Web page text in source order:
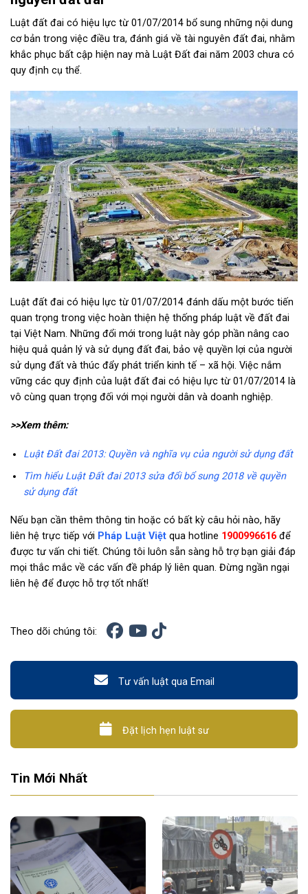
Luật đất đai có hiệu lực từ 01/07/2014 bổ sung những nội dung
cơ bản trong việc điều tra, đánh giá về tài nguyên đất đai, nhằm
khắc phục bất cập hiện nay mà Luật Đất đai năm 2003 chưa có
quy định cụ thể.
Luật đất đai có hiệu lực từ 01/07/2014 đánh dấu một bước tiến
quan trọng trong việc hoàn thiện hệ thống pháp luật về đất đai
tại Việt Nam. Những đổi mới trong luật này góp phần nâng cao
hiệu quả quản lý và sử dụng đất đai, bảo vệ quyền lợi của người
sử dụng đất và thúc đẩy phát triển kinh tế – xã hội. Việc nắm
vững các quy định của luật đất đai có hiệu lực từ 01/07/2014 là
vô cùng quan trọng đối với mọi người dân và doanh nghiệp.
>>Xem thêm:
Luật Đất đai 2013: Quyền và nghĩa vụ của người sử dụng đất
Tìm hiểu Luật Đất đai 2013 sửa đổi bổ sung 2018 về quyền
sử dụng đất
Nếu bạn cần thêm thông tin hoặc có bất kỳ câu hỏi nào, hãy
liên hệ trực tiếp với Pháp Luật Việt qua hotline 1900996616 để
được tư vấn chi tiết. Chúng tôi luôn sẵn sàng hỗ trợ bạn giải đáp
mọi thắc mắc về các vấn đề pháp lý liên quan. Đừng ngần ngại
liên hệ để được hỗ trợ tốt nhất!
Theo dõi chúng tôi:
Tư vấn luật qua Email
Đặt lịch hẹn luật sư
Tin Mới Nhất